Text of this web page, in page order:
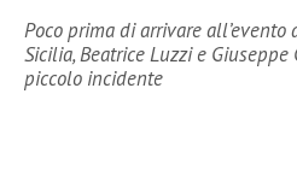
Poco prima di arrivare
Sicilia, Beatrice Luzzi e
piccolo incidente